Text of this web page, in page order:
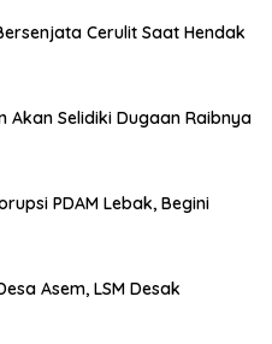
Cerulit Saat Hendak
Akan Selidiki Dugaan Raibnya
PDAM Lebak, Begini
Asem, LSM Desak